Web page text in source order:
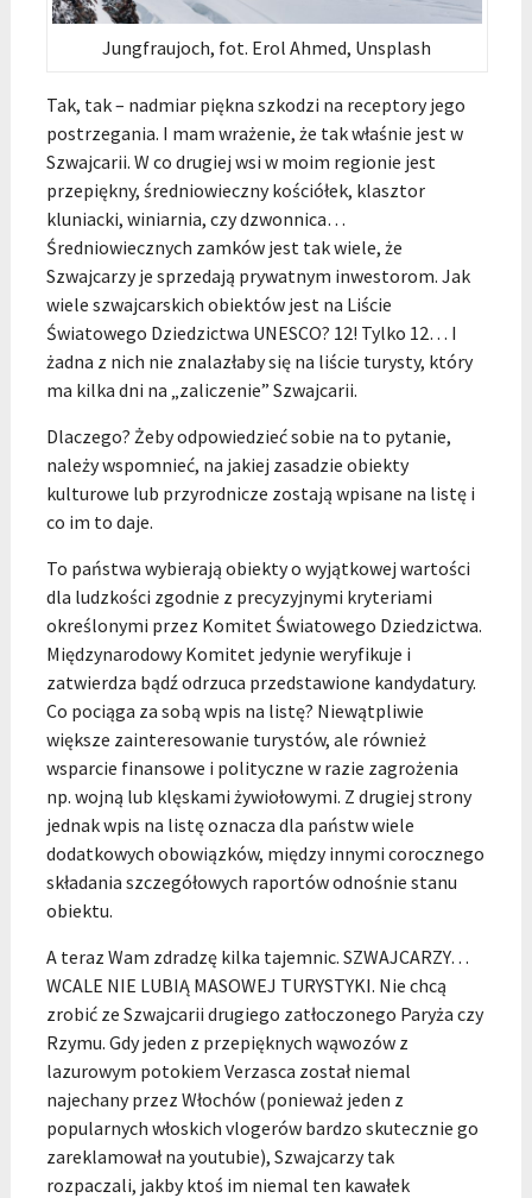
Jungfraujoch, fot. Erol Ahmed, Unsplash
Tak, tak – nadmiar piękna szkodzi na receptory jego
postrzegania. I mam wrażenie, że tak właśnie jest w
Szwajcarii. W co drugiej wsi w moim regionie jest
przepiękny, średniowieczny kościółek, klasztor
kluniacki, winiarnia, czy dzwonnica…
Średniowiecznych zamków jest tak wiele, że
Szwajcarzy je sprzedają prywatnym inwestorom. Jak
wiele szwajcarskich obiektów jest na Liście
Światowego Dziedzictwa UNESCO? 12! Tylko 12… I
żadna z nich nie znalazłaby się na liście turysty, który
ma kilka dni na „zaliczenie” Szwajcarii.
Dlaczego? Żeby odpowiedzieć sobie na to pytanie,
należy wspomnieć, na jakiej zasadzie obiekty
kulturowe lub przyrodnicze zostają wpisane na listę i
co im to daje.
To państwa wybierają obiekty o wyjątkowej wartości
dla ludzkości zgodnie z precyzyjnymi kryteriami
określonymi przez Komitet Światowego Dziedzictwa.
Międzynarodowy Komitet jedynie weryfikuje i
zatwierdza bądź odrzuca przedstawione kandydatury.
Co pociąga za sobą wpis na listę? Niewątpliwie
większe zainteresowanie turystów, ale również
wsparcie finansowe i polityczne w razie zagrożenia
np. wojną lub klęskami żywiołowymi. Z drugiej strony
jednak wpis na listę oznacza dla państw wiele
dodatkowych obowiązków, między innymi corocznego
składania szczegółowych raportów odnośnie stanu
obiektu.
A teraz Wam zdradzę kilka tajemnic. SZWAJCARZY…
WCALE NIE LUBIĄ MASOWEJ TURYSTYKI. Nie chcą
zrobić ze Szwajcarii drugiego zatłoczonego Paryża czy
Rzymu. Gdy jeden z przepięknych wąwozów z
lazurowym potokiem Verzasca został niemal
najechany przez Włochów (ponieważ jeden z
popularnych włoskich vlogerów bardzo skutecznie go
zareklamował na youtubie), Szwajcarzy tak
rozpaczali, jakby ktoś im niemal ten kawałek